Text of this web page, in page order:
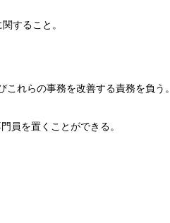
関すること。
れらの事務を改善する責務を負う。
員を置くことができる。